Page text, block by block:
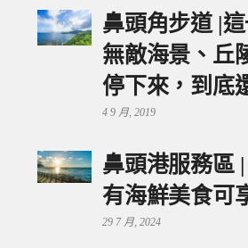
鼻頭角步道 |
無敵海景、丘
停下來，到底
4 9 月, 2019
鼻頭港服務區
有海鮮美食可
29 7 月, 2024